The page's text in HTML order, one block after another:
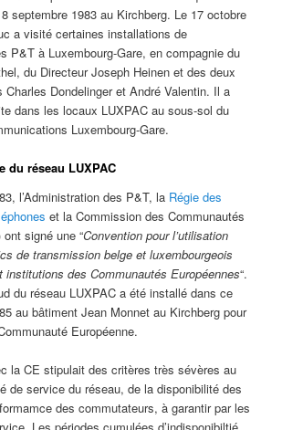
septembre 1983 au Kirchberg. Le 17 octobre
a visité certaines installations de
P&T à Luxembourg-Gare, en compagnie du
du Directeur Joseph Heinen et des deux
Charles Dondelinger et André Valentin. Il a
dans les locaux LUXPAC au sous-sol du
Luxembourg-Gare.
du réseau LUXPAC
l’Administration des P&T, la Régie des
et la Commission des Communautés
signé une “Convention pour l’utilisation
de transmission belge et luxembourgeois
institutions des Communautés Européennes“.
du réseau LUXPAC a été installé dans ce
au bâtiment Jean Monnet au Kirchberg pour
Européenne.
la CE stipulait des critères très sévères au
de service du réseau, de la disponibilité des
des commutateurs, à garantir par les